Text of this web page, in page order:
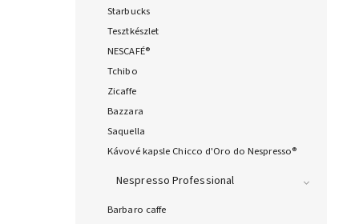
Starbucks
Tesztkészlet
NESCAFÉ®
Tchibo
Zicaffe
Bazzara
Saquella
Kávové kapsle Chicco d'Oro do Nespresso®
Nespresso Professional
Barbaro caffe